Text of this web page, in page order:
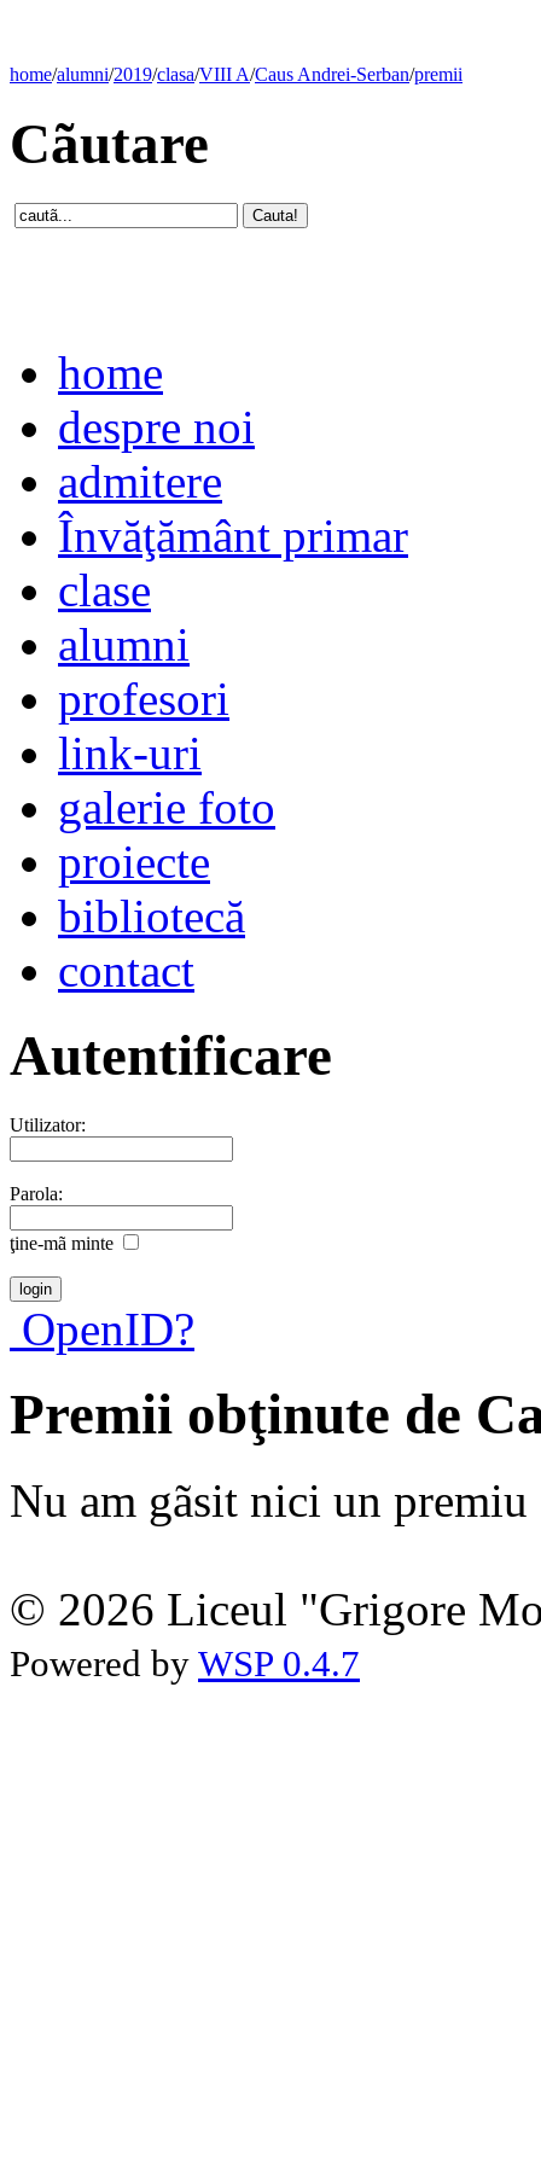
home/alumni/2019/clasa/VIII A/Caus Andrei-Serban/premii
Cãutare
home
despre noi
admitere
Învăţământ primar
clase
alumni
profesori
link-uri
galerie foto
proiecte
bibliotecă
contact
Autentificare
Utilizator:
Parola:
ţine-mã minte
OpenID?
Premii obţinute de
Nu am gãsit nici un premiu
© 2026 Liceul "Grigore
Powered by WSP 0.4.7